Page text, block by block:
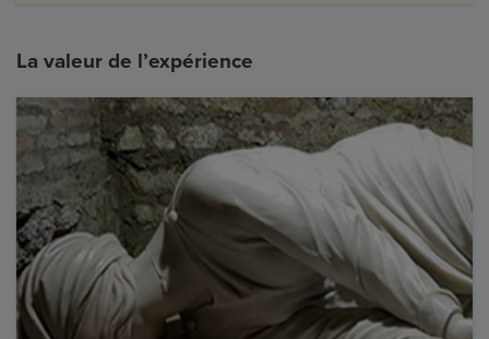
La valeur de l’expérience